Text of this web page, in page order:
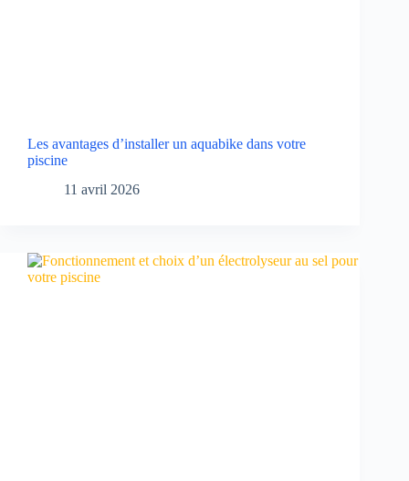
Les avantages d’installer un aquabike dans votre
piscine
11 avril 2026